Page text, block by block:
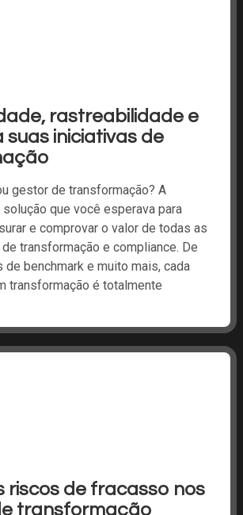
rastreabilidade e
suas iniciativas de
gestor de transformação? A
que você esperava para
e comprovar o valor de todas as
transformação e compliance. De
de benchmark e muito mais, cada
transformação é totalmente
riscos de fracasso nos
transformação